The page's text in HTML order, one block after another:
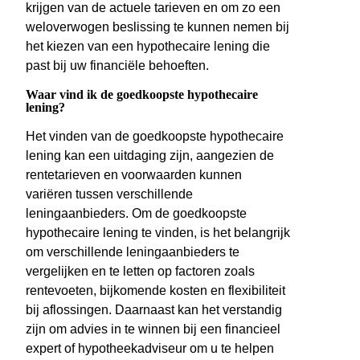
krijgen van de actuele tarieven en om zo een
weloverwogen beslissing te kunnen nemen bij
het kiezen van een hypothecaire lening die
past bij uw financiële behoeften.
Waar vind ik de goedkoopste hypothecaire
lening?
Het vinden van de goedkoopste hypothecaire
lening kan een uitdaging zijn, aangezien de
rentetarieven en voorwaarden kunnen
variëren tussen verschillende
leningaanbieders. Om de goedkoopste
hypothecaire lening te vinden, is het belangrijk
om verschillende leningaanbieders te
vergelijken en te letten op factoren zoals
rentevoeten, bijkomende kosten en flexibiliteit
bij aflossingen. Daarnaast kan het verstandig
zijn om advies in te winnen bij een financieel
expert of hypotheekadviseur om u te helpen